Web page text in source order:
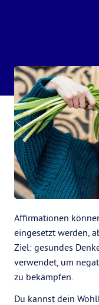
Affirmationen
eingesetzt werden,
Ziel: gesundes
verwendet, um
zu bekämpfen.
Du kannst dein